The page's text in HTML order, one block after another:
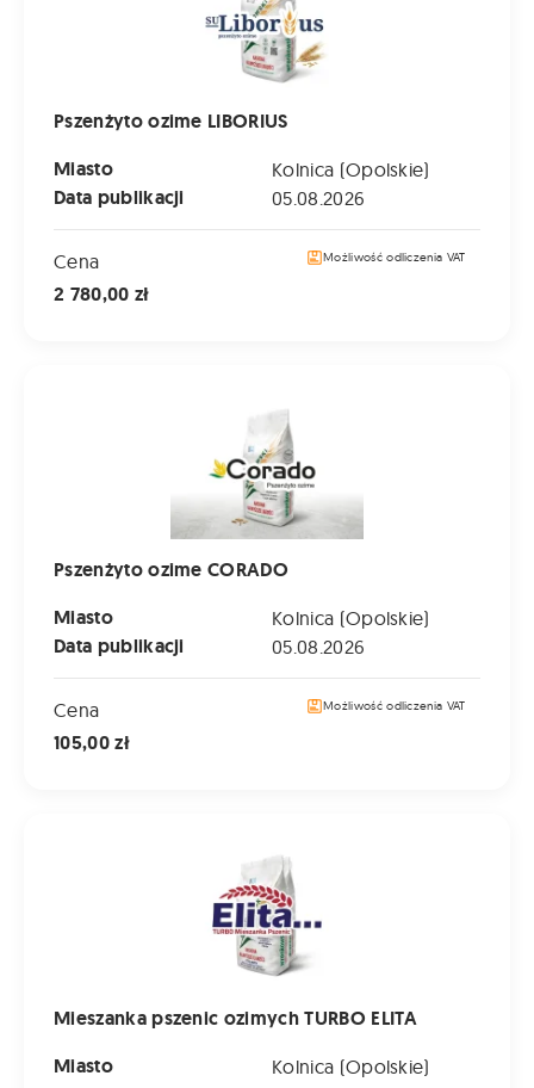
Pszenżyto ozime LIBORIUS
Miasto
Kolnica (Opolskie)
Data publikacji 05.08.2026
Cena
2 780,00 zł
Możliwość odliczenia VAT
Pszenżyto ozime CORADO
Miasto
Kolnica (Opolskie)
Data publikacji 05.08.2026
Cena
105,00 zł
Możliwość odliczenia VAT
Mieszanka pszenic ozimych TURBO ELITA
Miasto
Kolnica (Opolskie)